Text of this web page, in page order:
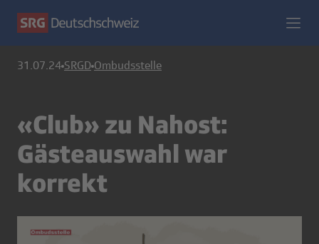
31.07.24 SRGD Ombudsstelle
«Club» zu Nahost:
Gästeauswahl war
korrekt